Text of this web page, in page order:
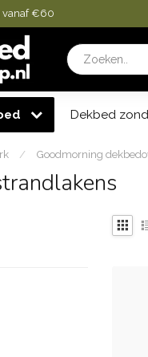
vanaf €60
Dekbed
/ Goodmorning